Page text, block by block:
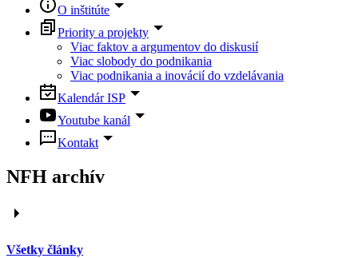
O inštitúte
Priority a projekty
Viac faktov a argumentov do diskusií
Viac slobody do podnikania
Viac podnikania a inovácií do vzdelávania
Kalendár ISP
Youtube kanál
Kontakt
NFH archív
Všetky články